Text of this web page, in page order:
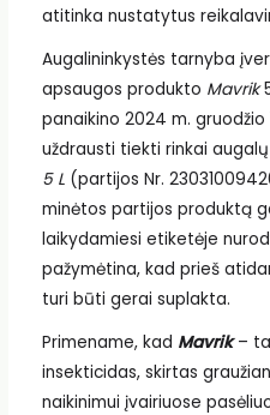
atitinka nustatytus
Augalininkystės tarnyba
apsaugos produkto Mavrik
panaikino 2024 m.
uždrausti tiekti rinkai
5 L(partijos Nr.
minėtos partijos produktą
laikydamiesi etiketėje
pažymėtina, kad prieš
turi būti gerai suplakta.
Primename, kad Mavrik–
insekticidas, skirtas
naikinimui įvairiuose